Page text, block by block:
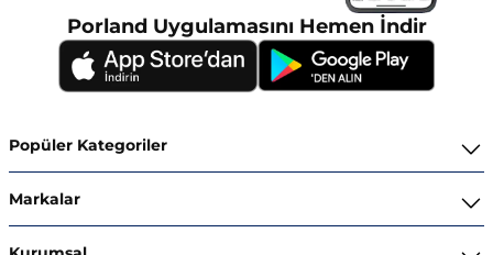
Porland Uygulamasını Hemen İndir
Popüler Kategoriler
Kahvaltı ve İkram Takımları
Markalar